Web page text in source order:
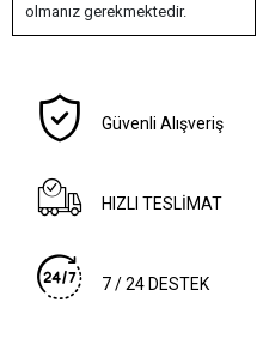
olmanız gerekmektedir.
Güvenli Alışveriş
HIZLI TESLİMAT
7 / 24 DESTEK